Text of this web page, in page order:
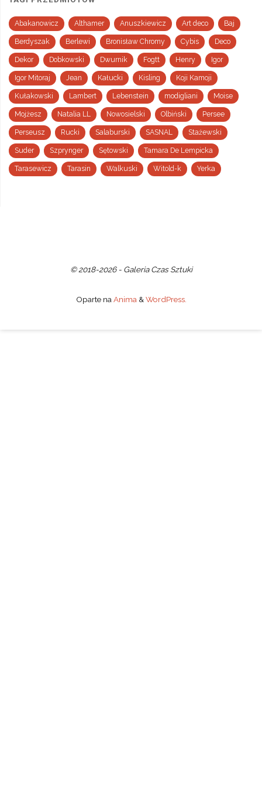
Abakanowicz Althamer Anuszkiewicz Art deco Baj
Berdyszak Berlewi Bronisław Chromy Cybis Deco
Dekor Dobkowski Dwurnik Fogtt Henry Igor
Igor Mitoraj Jean Kałucki Kisling Koji Kamoji
Kułakowski Lambert Lebenstein modigliani Moise
Mojżesz Natalia LL Nowosielski Olbiński Persee
Perseusz Rucki Salaburski SASNAL Stażewski
Suder Szprynger Sętowski Tamara De Lempicka
Tarasewicz Tarasin Walkuski Witold-k Yerka
© 2018-2026 - Galeria Czas Sztuki
Oparte na Anima & WordPress.